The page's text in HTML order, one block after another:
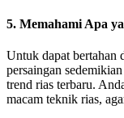
5. Memahami Apa
Untuk dapat bertahan
persaingan
trend rias terbaru.
macam teknik rias,